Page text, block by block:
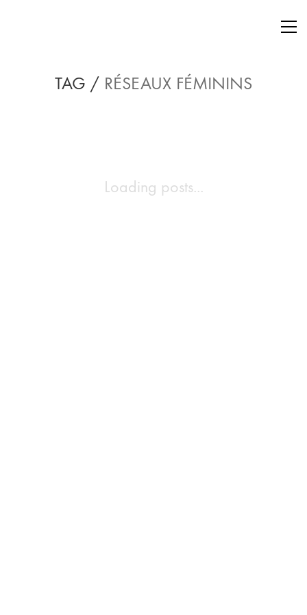
TAG / RÉSEAUX FÉMININS
Loading posts...